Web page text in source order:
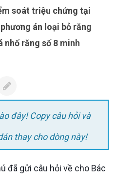
soát triệu chứng tại
án loại bỏ răng
răng số 8 minh
đây! Copy câu hỏi và
thay cho dòng này!